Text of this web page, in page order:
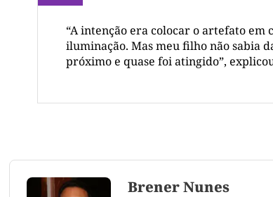
“A intenção era colocar o artefato
iluminação. Mas meu filho não sabia
próximo e quase foi atingido”,
Brener Nunes